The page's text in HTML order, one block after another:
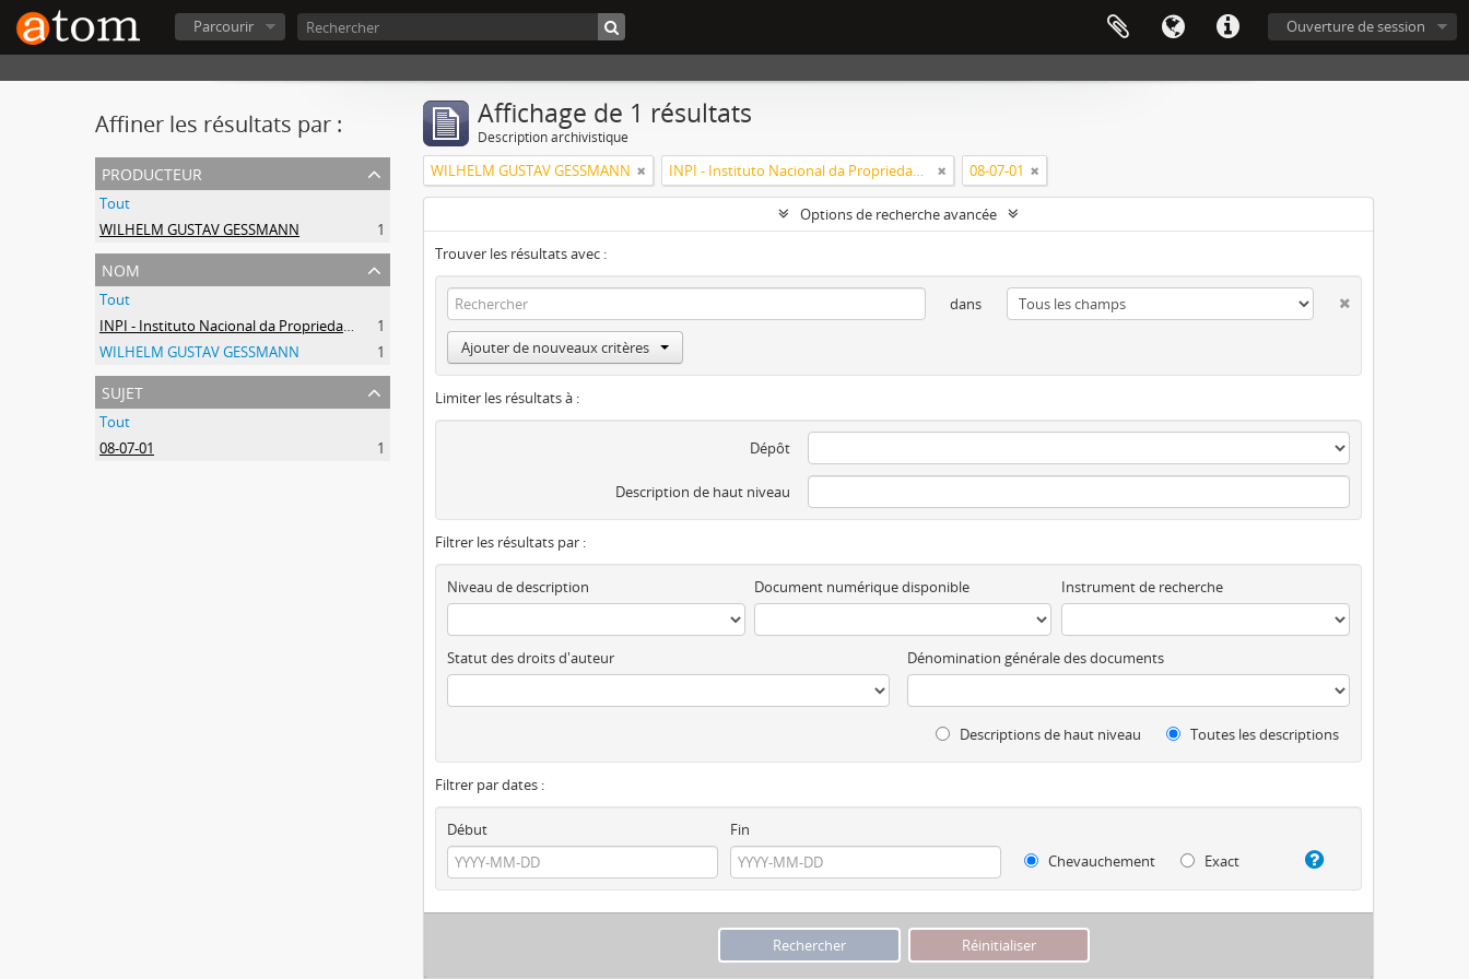
Ouverture de session
Parcourir
Affiner les résultats par :
producteur
Tout
WILHELM GUSTAV GESSMANN
1
nom
Tout
INPI - Instituto Nacional da Propriedade Industrial
1
WILHELM GUSTAV GESSMANN
1
sujet
Tout
08-07-01
1
Affichage de 1 résultats
Description archivistique
WILHELM GUSTAV GESSMANN INPI - Instituto Nacional da Propriedade Industrial 08-07-01
Options de recherche avancée
Trouver les résultats avec :
dans
Ajouter de nouveaux critères
Limiter les résultats à :
Dépôt
Description de haut niveau
Filtrer les résultats par :
Niveau de description Document numérique disponible Instrument de recherche
Statut des droits d'auteur Dénomination générale des documents
Descriptions de haut niveau Toutes les descriptions
Filtrer par dates :
Début
Fin
Chevauchement
Exact